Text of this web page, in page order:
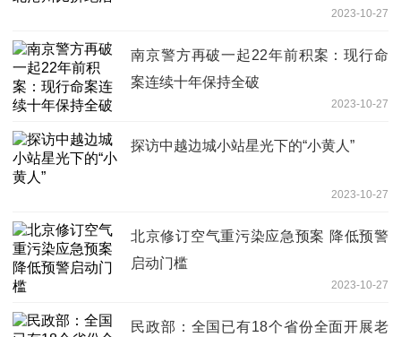
2023-10-27
南京警方再破一起22年前积案：现行命
案连续十年保持全破
2023-10-27
探访中越边城小站星光下的“小黄人”
2023-10-27
北京修订空气重污染应急预案 降低预警
启动门槛
2023-10-27
民政部：全国已有18个省份全面开展老